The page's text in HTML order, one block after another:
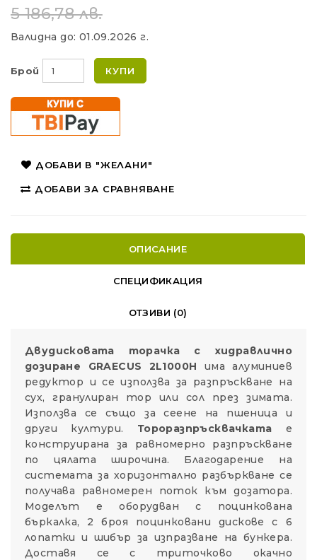
5 186,78 лв.
Валидна до: 01.09.2026 г.
Брой КУПИ
ДОБАВИ В "ЖЕЛАНИ"
ДОБАВИ ЗА СРАВНЯВАНЕ
ОПИСАНИЕ
СПЕЦИФИКАЦИЯ
ОТЗИВИ (0)
Двудисковата торачка с хидравлично
дозиране GRAECUS 2L1000H има алуминиев
редуктор и се използва за разпръскване на
сух, гранулиран тор или сол през зимата.
Използва се също за сеене на пшеница и
други култури. Тороразпръсквачката е
конструирана за равномерно разпръскване
по цялата широчина. Благодарение на
системата за хоризонтално разбъркване се
получава равномерен поток към дозатора.
Моделът е оборудван с поцинкована
бъркалка, 2 броя поцинковани дискове с 6
лопатки и шибър за изпразване на бункера.
Доставя се с триточково окачно